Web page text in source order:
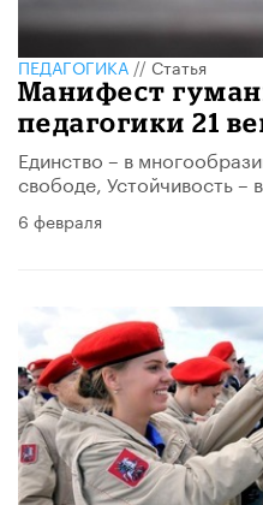
ПЕДАГОГИКА//Статья
Манифест
педагогики 21
Единство – в
свободе, Устойчивость –
6 февраля